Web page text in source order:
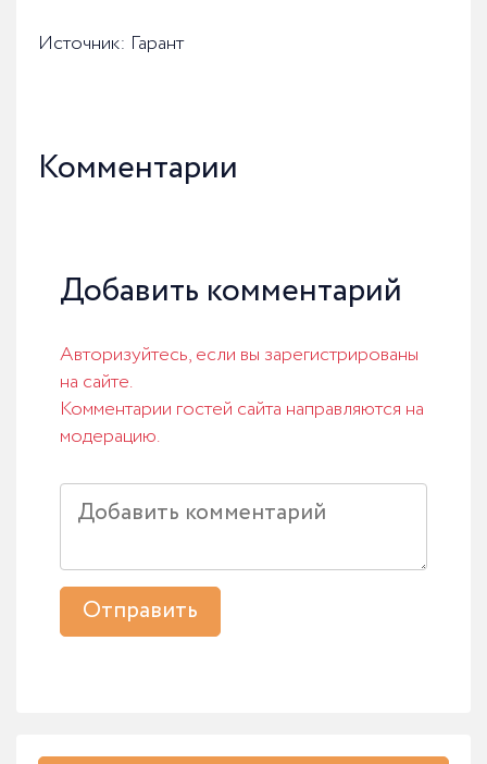
Источник: Гарант
Комментарии
Добавить комментарий
Авторизуйтесь, если вы зарегистрированы
на сайте.
Комментарии гостей сайта направляются на
модерацию.
Отправить